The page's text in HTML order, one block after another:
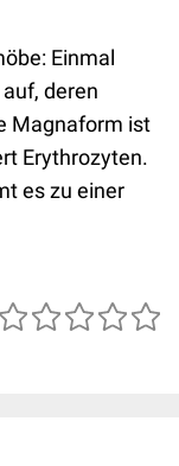
Einmal
deren
Magnaform ist
Erythrozyten.
es zu einer